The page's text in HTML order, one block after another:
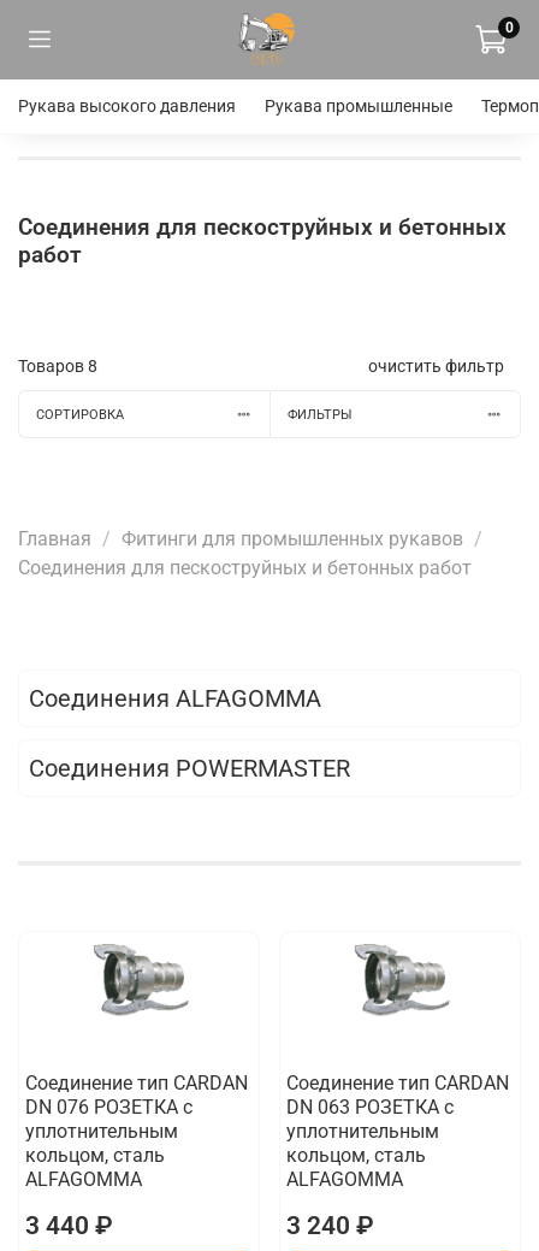
0
Рукава высокого давления Рукава промышленные
Соединения для пескоструйных и бетонных
работ
Товаров8 очистить фильтр
СОРТИРОВКА ФИЛЬТРЫ
Главная
Фитинги для промышленных рукавов
Соединения для пескоструйных и бетонных работ
Соединения ALFAGOMMA
Соединения POWERMASTER
Соединение тип CARDAN
DN 076 РОЗЕТКА с
уплотнительным
кольцом, сталь
ALFAGOMMA
3 440 ₽
Соединение тип CARDAN
DN 063 РОЗЕТКА с
уплотнительным
кольцом, сталь
ALFAGOMMA
3 240 ₽